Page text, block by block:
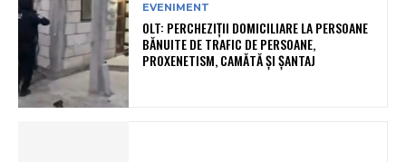
EVENIMENT
OLT: PERCHEZIŢII DOMICILIARE LA PERSOANE
BĂNUITE DE TRAFIC DE PERSOANE,
PROXENETISM, CAMĂTĂ ŞI ŞANTAJ